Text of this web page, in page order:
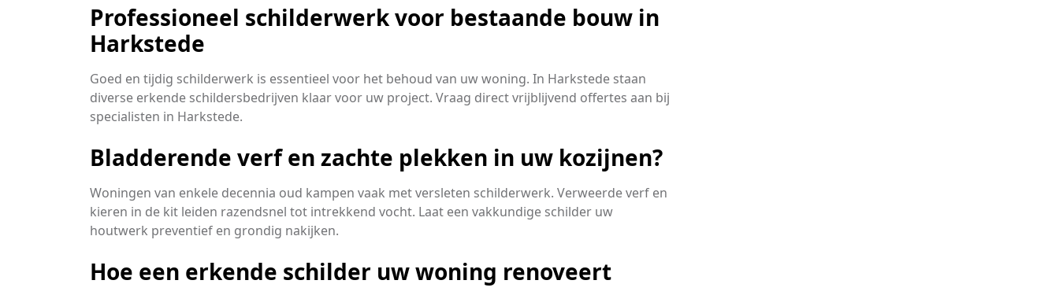
Professioneel schilderwerk voor bestaande bouw in
Harkstede
Goed en tijdig schilderwerk is essentieel voor het behoud van uw woning. In Harkstede staan
diverse erkende schildersbedrijven klaar voor uw project. Vraag direct vrijblijvend offertes aan bij
specialisten in Harkstede.
Bladderende verf en zachte plekken in uw kozijnen?
Woningen van enkele decennia oud kampen vaak met versleten schilderwerk. Verweerde verf en
kieren in de kit leiden razendsnel tot intrekkend vocht. Laat een vakkundige schilder uw
houtwerk preventief en grondig nakijken.
Hoe een erkende schilder uw woning renoveert